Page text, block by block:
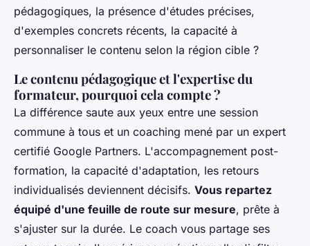
pédagogiques, la présence d'études précises,
d'exemples concrets récents, la capacité à
personnaliser le contenu selon la région cible ?
Le contenu pédagogique et l'expertise du
formateur, pourquoi cela compte ?
La différence saute aux yeux entre une session
commune à tous et un coaching mené par un expert
certifié Google Partners. L'accompagnement post-
formation, la capacité d'adaptation, les retours
individualisés deviennent décisifs. Vous repartez
équipé d'une feuille de route sur mesure, prête à
s'ajuster sur la durée. Le coach vous partage ses